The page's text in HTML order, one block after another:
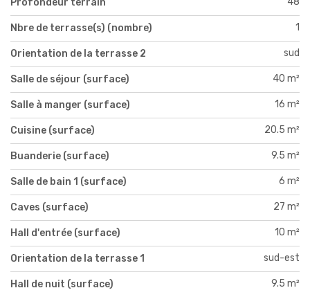
Profondeur terrain
Nbre de terrasse(s) (nombre) 1
Orientation de la terrasse 2 sud
Salle de séjour (surface) 40 m²
Salle à manger (surface) 16 m²
Cuisine (surface) 20.5 m²
Buanderie (surface) 9.5 m²
Salle de bain 1 (surface) 6 m²
Caves (surface) 27 m²
Hall d'entrée (surface) 10 m²
Orientation de la terrasse 1 sud-est
Hall de nuit (surface) 9.5 m²